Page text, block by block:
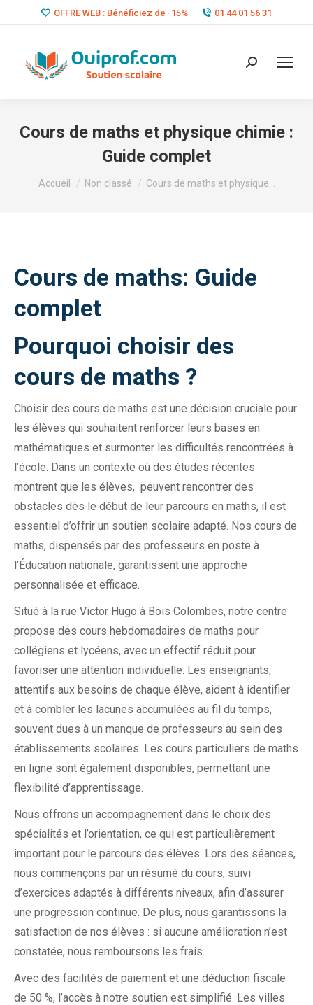
OFFRE WEB : Bénéficiez de -15% 01 44 01 56 31
Search:
Cours de maths et physique chimie :
Guide complet
Vous êtes ici :
Accueil Non classé Cours de maths et physique…
Cours de maths: Guide
complet
Pourquoi choisir des
cours de maths ?
Choisir des cours de maths est une décision cruciale pour
les élèves qui souhaitent renforcer leurs bases en
mathématiques et surmonter les difficultés rencontrées à
l’école. Dans un contexte où des études récentes
montrent que les élèves, peuvent rencontrer des
obstacles dès le début de leur parcours en maths, il est
essentiel d’offrir un soutien scolaire adapté. Nos cours de
maths, dispensés par des professeurs en poste à
l’Éducation nationale, garantissent une approche
personnalisée et efficace.
Situé à la rue Victor Hugo à Bois Colombes, notre centre
propose des cours hebdomadaires de maths pour
collégiens et lycéens, avec un effectif réduit pour
favoriser une attention individuelle. Les enseignants,
attentifs aux besoins de chaque élève, aident à identifier
et à combler les lacunes accumulées au fil du temps,
souvent dues à un manque de professeurs au sein des
établissements scolaires. Les cours particuliers de maths
en ligne sont également disponibles, permettant une
flexibilité d’apprentissage.
Nous offrons un accompagnement dans le choix des
spécialités et l’orientation, ce qui est particulièrement
important pour le parcours des élèves. Lors des séances,
nous commençons par un résumé du cours, suivi
d’exercices adaptés à différents niveaux, afin d’assurer
une progression continue. De plus, nous garantissons la
satisfaction de nos élèves : si aucune amélioration n’est
constatée, nous remboursons les frais.
Avec des facilités de paiement et une déduction fiscale
de 50 %, l’accès à notre soutien est simplifié. Les villes